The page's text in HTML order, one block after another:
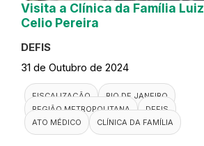
Visita a Clínica da Família Luiz
Celio Pereira
DEFIS
31 de Outubro de 2024
FISCALIZAÇÃO
RIO DE JANEIRO
REGIÃO METROPOLITANA
DEFIS
ATO MÉDICO
CLÍNICA DA FAMÍLIA